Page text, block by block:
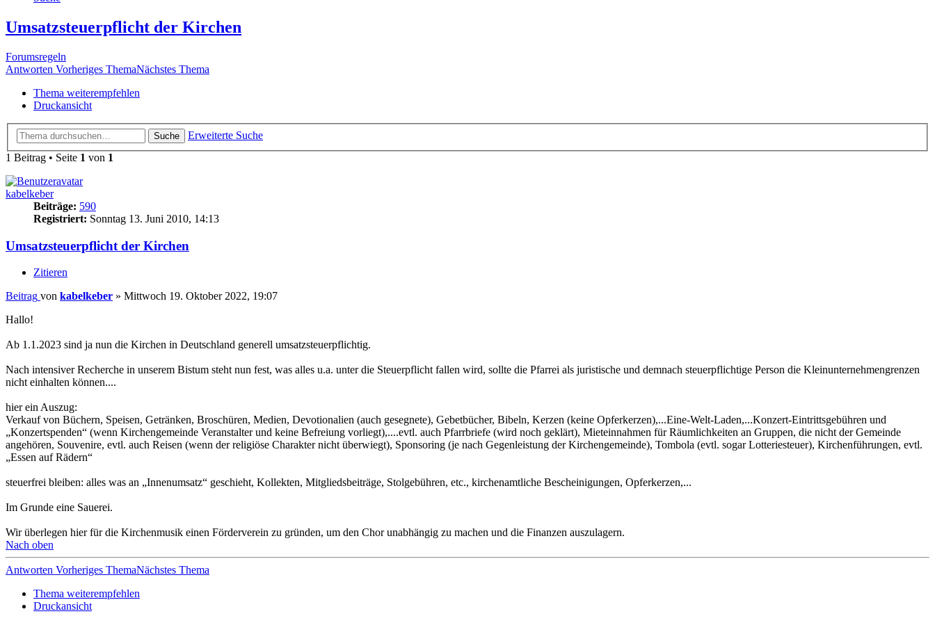
Umsatzsteuerpflicht der Kirchen
Forumsregeln
Antworten Vorheriges ThemaNächstes Thema
Thema weiterempfehlen
Druckansicht
Suche
Erweiterte Suche
1 Beitrag • Seite 1 von 1
kabelkeber
Beiträge: 590
Registriert: Sonntag 13. Juni 2010, 14:13
Umsatzsteuerpflicht der Kirchen
Zitieren
Beitrag von kabelkeber » Mittwoch 19. Oktober 2022, 19:07
Hallo!
Ab 1.1.2023 sind ja nun die Kirchen in Deutschland generell umsatzsteuerpflichtig.
Nach intensiver Recherche in unserem Bistum steht nun fest, was alles u.a. unter die Steuerpflicht fallen wird, sollte die Pfarrei als juristische und demnach steuerpflichtige Person die Kleinunternehmengrenzen
nicht einhalten können....
hier ein Auszug:
Verkauf von Büchern, Speisen, Getränken, Broschüren, Medien, Devotionalien (auch gesegnete), Gebetbücher, Bibeln, Kerzen (keine Opferkerzen),...Eine-Welt-Laden,...Konzert-Eintrittsgebühren und
„Konzertspenden“ (wenn Kirchengemeinde Veranstalter und keine Befreiung vorliegt),....evtl. auch Pfarrbriefe (wird noch geklärt), Mieteinnahmen für Räumlichkeiten an Gruppen, die nicht der Gemeinde
angehören, Souvenire, evtl. auch Reisen (wenn der religiöse Charakter nicht überwiegt), Sponsoring (je nach Gegenleistung der Kirchengemeinde), Tombola (evtl. sogar Lotteriesteuer), Kirchenführungen, evtl.
„Essen auf Rädern“
steuerfrei bleiben: alles was an „Innenumsatz“ geschieht, Kollekten, Mitgliedsbeiträge, Stolgebühren, etc., kirchenamtliche Bescheinigungen, Opferkerzen,...
Im Grunde eine Sauerei.
Wir überlegen hier für die Kirchenmusik einen Förderverein zu gründen, um den Chor unabhängig zu machen und die Finanzen auszulagern.
Nach oben
Antworten Vorheriges ThemaNächstes Thema
Thema weiterempfehlen
Druckansicht